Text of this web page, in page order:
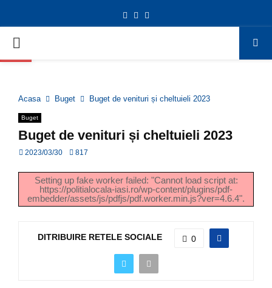
Deschide bara de unelte
Facebook
Twitter
PRIMARY
Acasa Buget Buget de venituri și cheltuieli 2023
Buget
Buget de venituri și cheltuieli 2023
2023/03/30 817
Setting up fake worker failed: "Cannot load script at:
https://politialocala-iasi.ro/wp-content/plugins/pdf-
embedder/assets/js/pdfjs/pdf.worker.min.js?ver=4.6.4".
DITRIBUIRE RETELE SOCIALE 0